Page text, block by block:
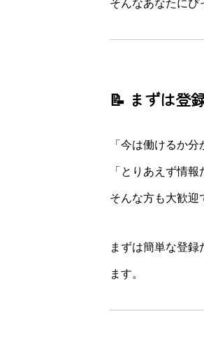
そんなあなたにぴ
📝 まずは登
「今は働けるか分
「とりあえず情報
そんな方も大歓迎
まずは簡単な登
ます。